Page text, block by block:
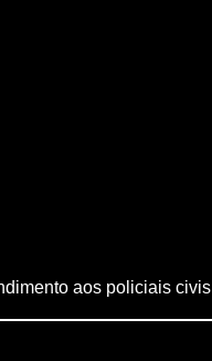
aos policiais civis